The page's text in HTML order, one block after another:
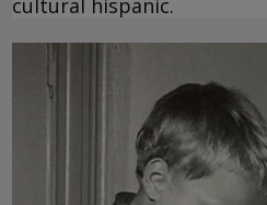
cultural hispanic.